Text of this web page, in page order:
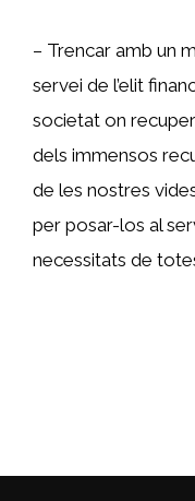
– Trencar amb un
servei de l’elit
societat on
dels immensos
de les nostres
per posar-los al
necessitats de